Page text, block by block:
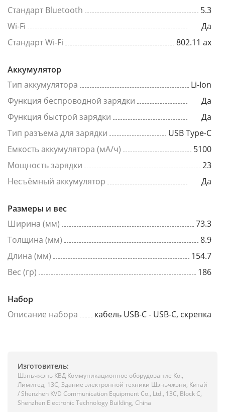
Стандарт Bluetooth
5.3
Wi-Fi
Да
Стандарт Wi-Fi
802.11 ax
Аккумулятор
Тип аккумулятора
Li-Ion
Функция беспроводной зарядки
Да
Функция быстрой зарядки
Да
Тип разъема для зарядки
USB Type-C
Емкость аккумулятора (мА/ч)
5100
Мощность зарядки
23
Несъёмный аккумулятор
Да
Размеры и вес
Ширина (мм)
73.3
Толщина (мм)
8.9
Длина (мм)
154.7
Вес (гр)
186
Набор
Описание набора
кабель USB-C - USB-C, скрепка
Изготовитель:
Шэньчжэнь КВД Коммуникационное оборудование Ко.,
Лимитед, 13C, Здание электронной техники Шэньчжэня, Китай
/ Shenzhen KVD Communication Equipment Co., Ltd., 13C, Block C,
Shenzhen Electronic Technology Building, China